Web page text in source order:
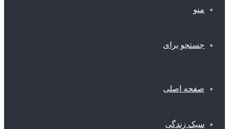
منو
جستجو برای
صفحه اصلی
سبک زندگی